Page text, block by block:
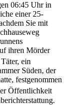
06:45 Uhr in
einer 25-
Sie mit
ihren Mörder
ein
Süden, der
festgenommen
Öffentlichkeit